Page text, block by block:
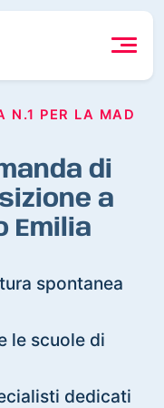
N.1 PER LA MAD
di
a
Emilia
spontanea
le scuole di
dedicati